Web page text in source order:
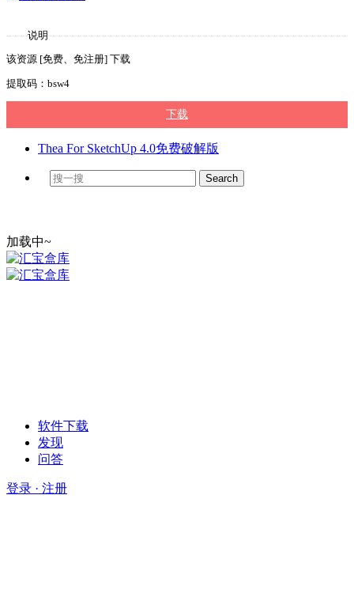
说明
该资源 [免费、免注册] 下载
提取码：bsw4
下载
Thea For SketchUp 4.0免费破解版
加载中~
软件下载
发现
问答
登录 · 注册